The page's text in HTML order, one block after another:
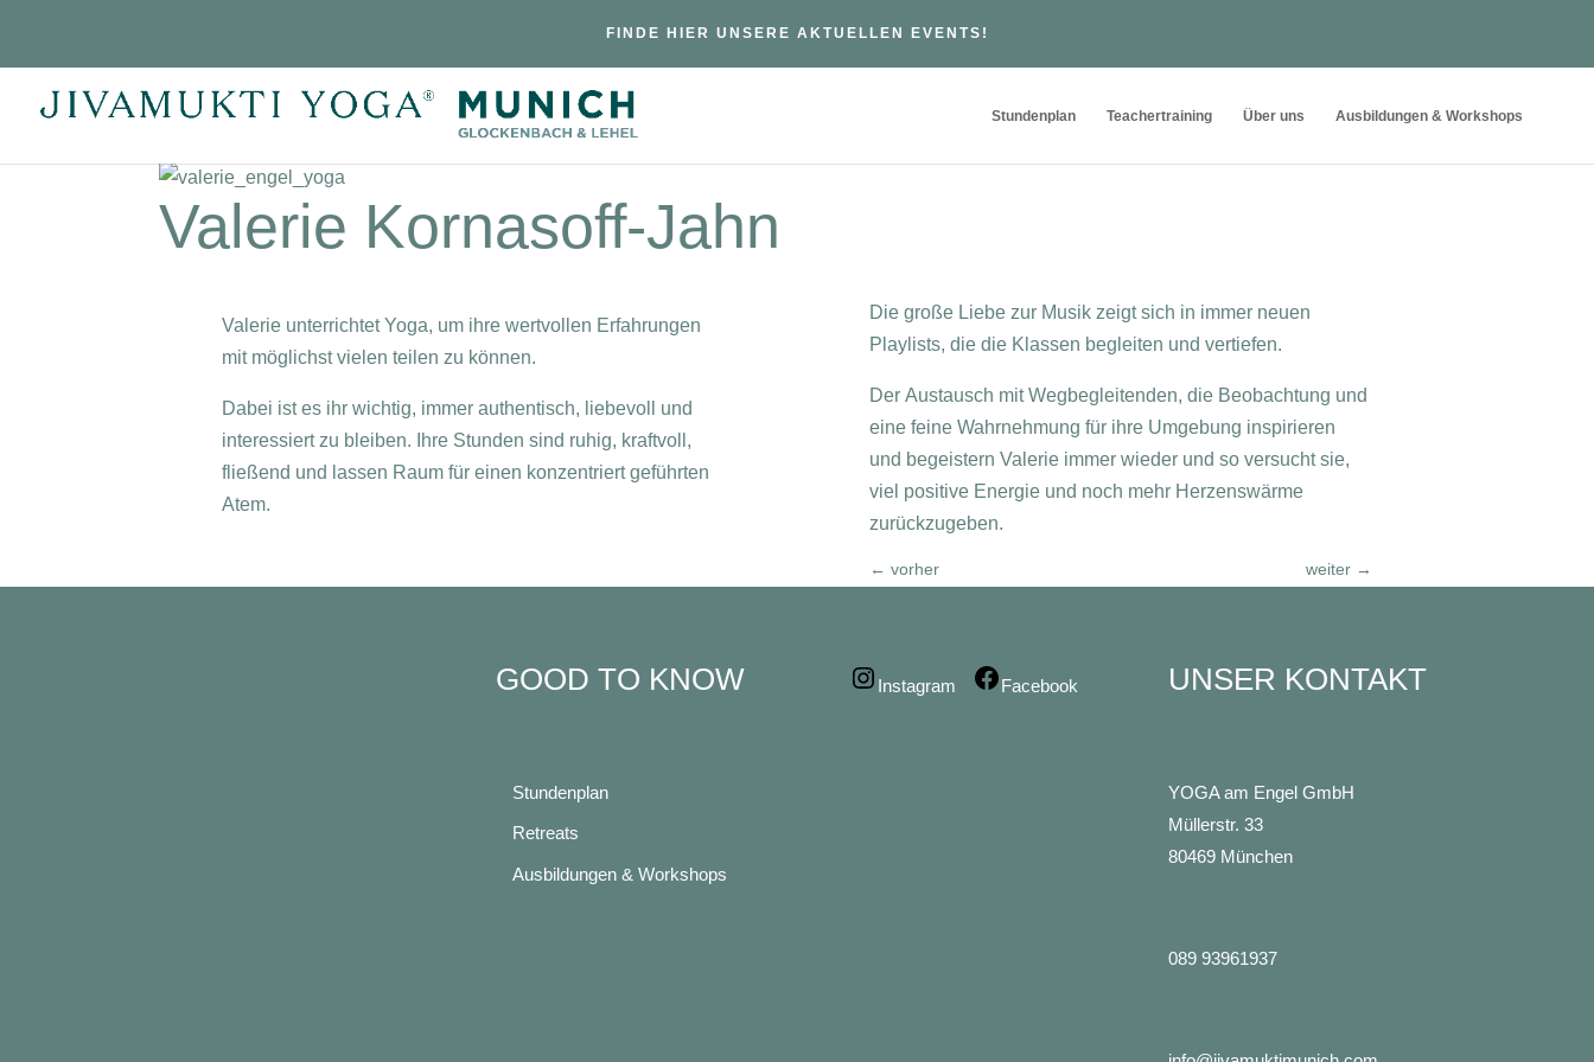
FINDE HIER UNSERE AKTUELLEN EVENTS!
Stundenplan Teachertraining Über uns Ausbildungen & Workshops
Valerie Kornasoff-Jahn
Valerie unterrichtet Yoga, um ihre wertvollen Erfahrungen
mit möglichst vielen teilen zu können.
Dabei ist es ihr wichtig, immer authentisch, liebevoll und
interessiert zu bleiben. Ihre Stunden sind ruhig, kraftvoll,
fließend und lassen Raum für einen konzentriert geführten
Atem.
Die große Liebe zur Musik zeigt sich in immer neuen
Playlists, die die Klassen begleiten und vertiefen.
Der Austausch mit Wegbegleitenden, die Beobachtung und
eine feine Wahrnehmung für ihre Umgebung inspirieren
und begeistern Valerie immer wieder und so versucht sie,
viel positive Energie und noch mehr Herzenswärme
zurückzugeben.
← vorher weiter→
GOOD TO KNOW
Stundenplan
Retreats
Ausbildungen & Workshops
Instagram Facebook UNSER KONTAKT
YOGA am Engel GmbH
Müllerstr. 33
80469 München
089 93961937